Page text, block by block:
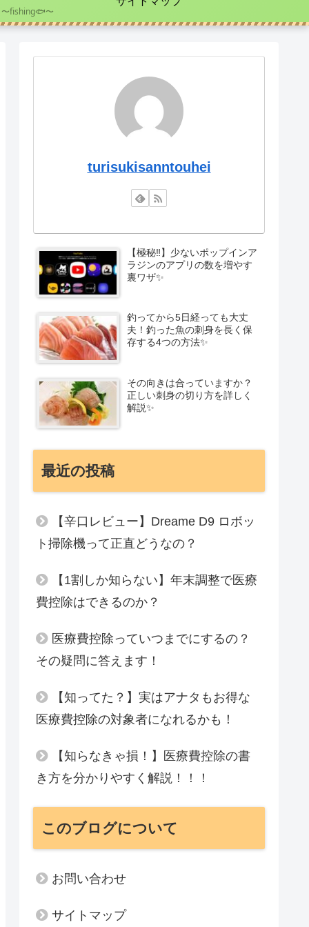
〜fishing🐟〜
turisukisanntouhei
【極秘‼️】少ないポップインア
ラジンのアプリの数を増やす
裏ワザ✨
釣ってから5日経っても大丈
夫！釣った魚の刺身を長く保
存する4つの方法✨
その向きは合っていますか？
正しい刺身の切り方を詳しく
解説✨
最近の投稿
【辛口レビュー】Dreame D9 ロボッ
ト掃除機って正直どうなの？
【1割しか知らない】年末調整で医療
費控除はできるのか？
医療費控除っていつまでにするの？
その疑問に答えます！
【知ってた？】実はアナタもお得な
医療費控除の対象者になれるかも！
【知らなきゃ損！】医療費控除の書
き方を分かりやすく解説！！！
このブログについて
お問い合わせ
サイトマップ